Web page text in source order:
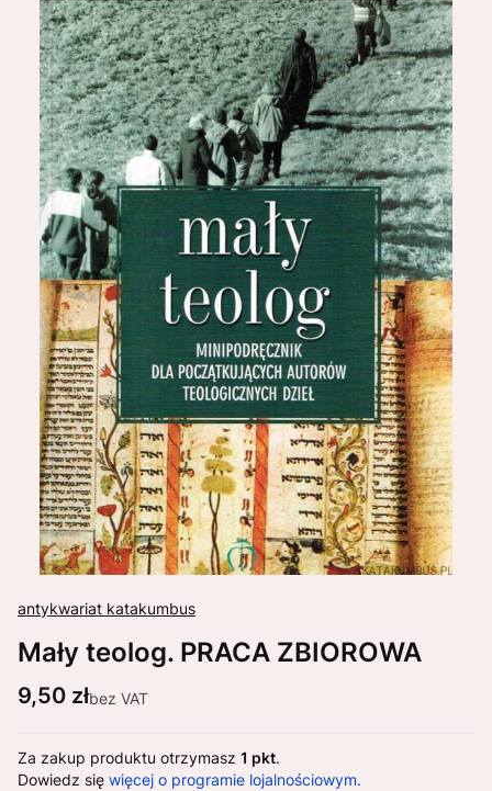
antykwariat katakumbus
Mały teolog. PRACA ZBIOROWA
Cena
9,50 złbez VAT
Za zakup produktu otrzymasz 1 pkt.
Dowiedz się więcej o programie lojalnościowym.